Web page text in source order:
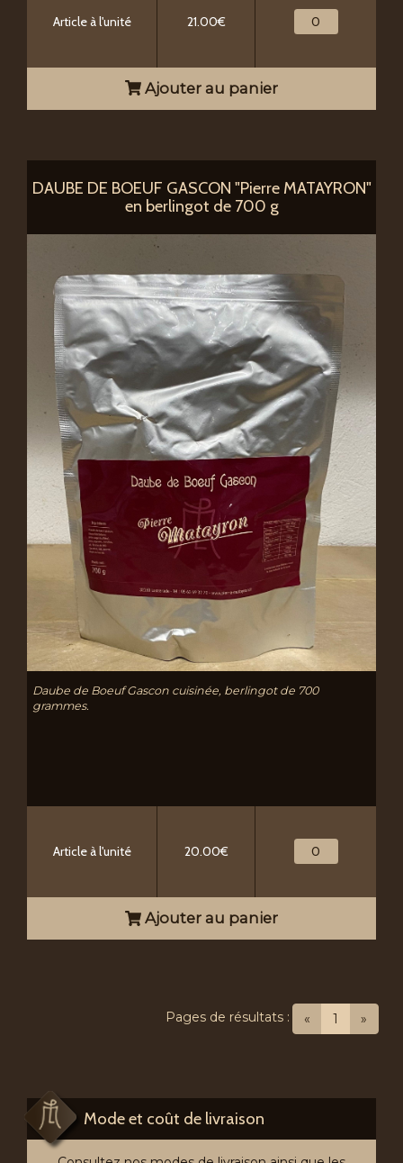
Article à l'unité 21.00€
Ajouter au panier
DAUBE DE BOEUF GASCON "Pierre MATAYRON"
en berlingot de 700 g
Daube de Boeuf Gascon cuisinée, berlingot de 700
grammes.
Article à l'unité 20.00€
Ajouter au panier
« 1 (current)
»
Pages de résultats :
Mode et coût de livraison